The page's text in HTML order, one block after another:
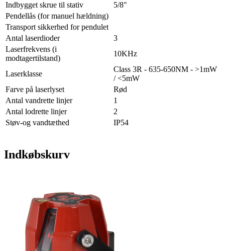
Indbygget skrue til stativ
5/8"
Pendellås (for manuel hældning)
Transport sikkerhed for pendulet
Antal laserdioder
3
Laserfrekvens (i
modtagertilstand)
10KHz
Laserklasse
Class 3R - 635-650NM - >1mW
/ <5mW
Farve på laserlyset
Rød
Antal vandrette linjer
1
Antal lodrette linjer
2
Støv-og vandtæthed
IP54
Indkøbskurv